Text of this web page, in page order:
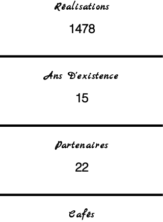
Réalisations
1478
Ans D'existence
15
Partenaires
22
Cafés